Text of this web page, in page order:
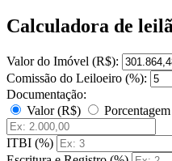
Calculadora de
Valor do Imóvel (R$):
Comissão do Leiloeiro (%):
Documentação:
Valor (R$)
ITBI (%)